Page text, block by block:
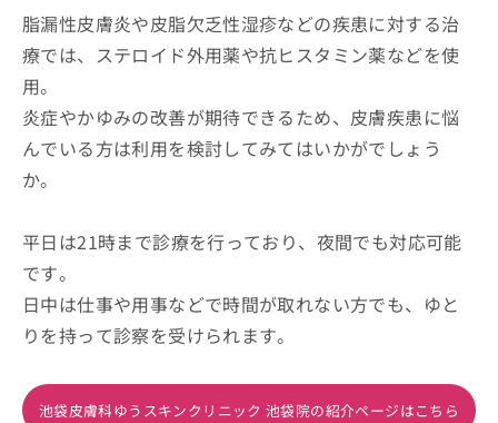
脂漏性皮膚炎や皮脂欠乏性湿疹などの疾患に対する治
療では、ステロイド外用薬や抗ヒスタミン薬などを使
用。
炎症やかゆみの改善が期待できるため、皮膚疾患に悩
んでいる方は利用を検討してみてはいかがでしょう
か。
平日は21時まで診療を行っており、夜間でも対応可能
です。
日中は仕事や用事などで時間が取れない方でも、ゆと
りを持って診察を受けられます。
池袋皮膚科ゆうスキンクリニック 池袋院の紹介ページはこちら